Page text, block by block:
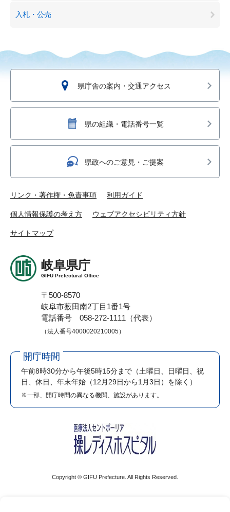
入札・公売
県庁舎の案内・交通アクセス
県の組織・電話番号一覧
県政へのご意見・ご提案
リンク・著作権・免責事項 利用ガイド
個人情報保護の考え方 ウェブアクセシビリティ方針
サイトマップ
岐阜県庁
GIFU Prefectural Office
〒500-8570
岐阜市薮田南2丁目1番1号
電話番号 058-272-1111（代表）
（法人番号4000020210005）
開庁時間
午前8時30分から午後5時15分まで （土曜日、日曜日、祝
日、休日、年末年始（12月29日から1月3日）を除く）
※一部、開庁時間の異なる機関、施設があります。
Copyright © GIFU Prefecture. All Rights Reserved.